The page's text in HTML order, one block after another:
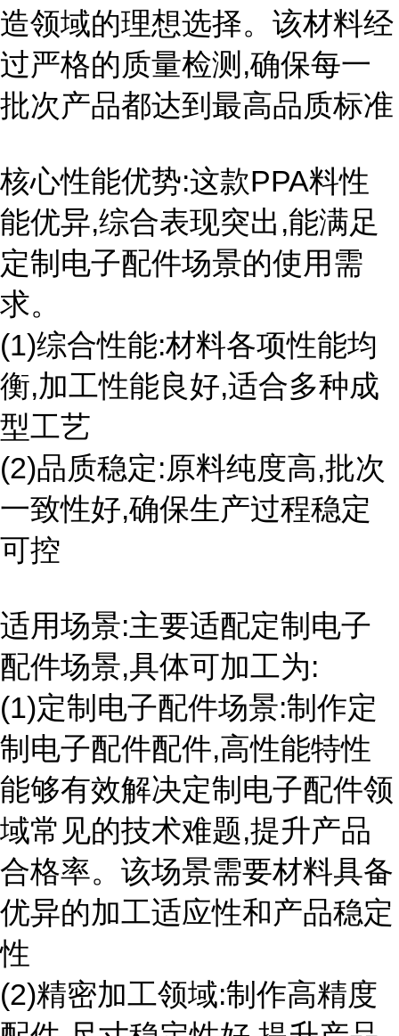
造领域的理想选择。该材料经
过严格的质量检测,确保每一
批次产品都达到最高品质标准
核心性能优势:这款PPA料性
能优异,综合表现突出,能满足
定制电子配件场景的使用需
求。
(1)综合性能:材料各项性能均
衡,加工性能良好,适合多种成
型工艺
(2)品质稳定:原料纯度高,批次
一致性好,确保生产过程稳定
可控
适用场景:主要适配定制电子
配件场景,具体可加工为:
(1)定制电子配件场景:制作定
制电子配件配件,高性能特性
能够有效解决定制电子配件领
域常见的技术难题,提升产品
合格率。该场景需要材料具备
优异的加工适应性和产品稳定
性
(2)精密加工领域:制作高精度